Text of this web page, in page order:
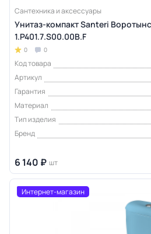
Сантехника и аксессуары
Унитаз-компакт Santeri
1.P401.7.S00.00B.F
0 0
Код товара
Артикул
Гарантия
Материал
Тип изделия
Бренд
6 140 ₽ шт
Интернет-магазин